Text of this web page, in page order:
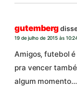
gutemberg
19 de julho de 2015 às
Amigos, futebol
pra vencer
algum